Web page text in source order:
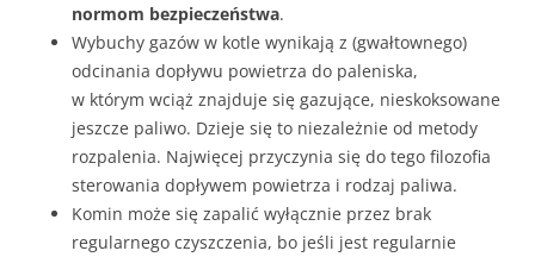
normom bezpieczeństwa.
Wybuchy gazów w kotle wynikają z (gwałtownego)
odcinania dopływu powietrza do paleniska,
w którym wciąż znajduje się gazujące, nieskoksowane
jeszcze paliwo. Dzieje się to niezależnie od metody
rozpalenia. Najwięcej przyczynia się do tego filozofia
sterowania dopływem powietrza i rodzaj paliwa.
Komin może się zapalić wyłącznie przez brak
regularnego czyszczenia, bo jeśli jest regularnie